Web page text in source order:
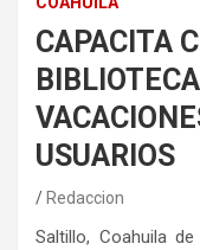
CAPACITA
USUARIOS
Redaccion
Saltillo, Coahuila